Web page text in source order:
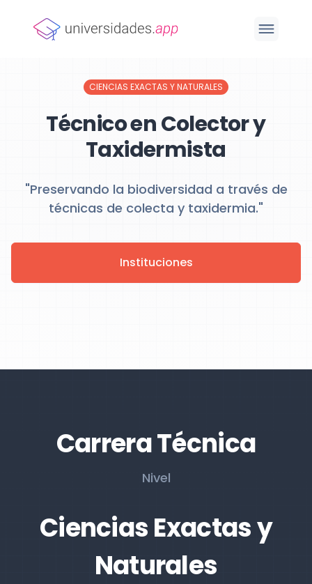
CIENCIAS EXACTAS Y NATURALES
Técnico en Colector y
Taxidermista
"Preservando la biodiversidad a través de
técnicas de colecta y taxidermia."
Instituciones
Carrera Técnica
Nivel
Ciencias Exactas y
Naturales